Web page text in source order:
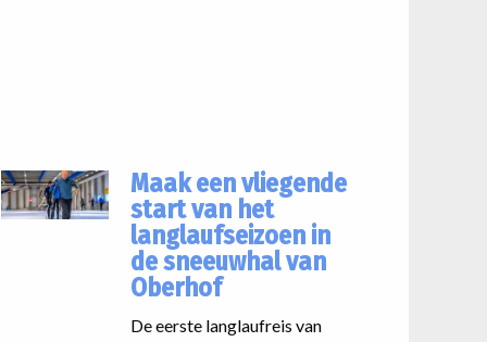
Maak een vliegende
start van het
langlaufseizoen in
de sneeuwhal van
Oberhof
De eerste langlaufreis van